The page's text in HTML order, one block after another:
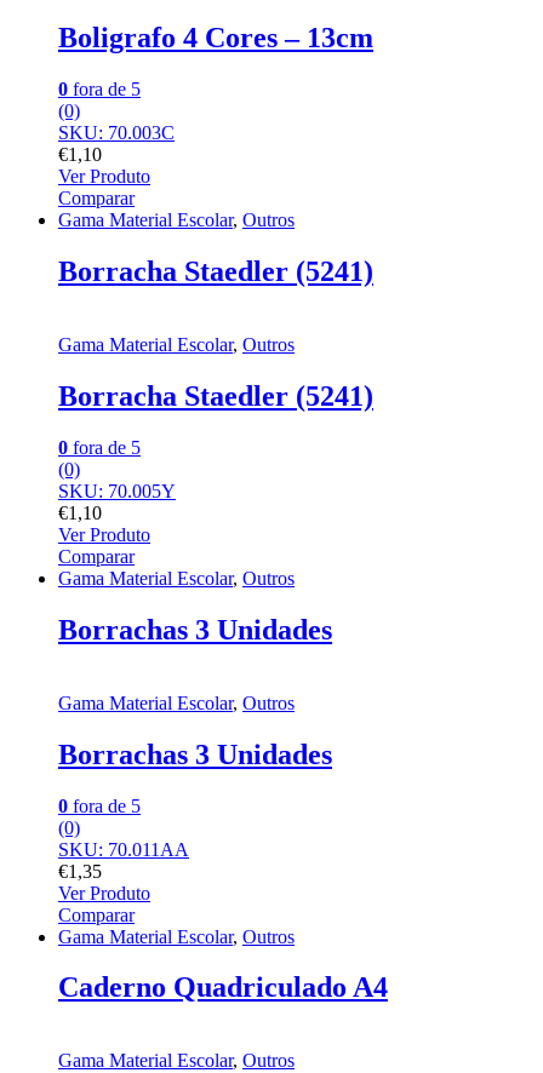
Boligrafo 4 Cores – 13cm
0 fora de 5
(0)
SKU: 70.003C
€1,10
Ver Produto
Comparar
Gama Material Escolar, Outros
Borracha Staedler (5241)
Gama Material Escolar, Outros
Borracha Staedler (5241)
0 fora de 5
(0)
SKU: 70.005Y
€1,10
Ver Produto
Comparar
Gama Material Escolar, Outros
Borrachas 3 Unidades
Gama Material Escolar, Outros
Borrachas 3 Unidades
0 fora de 5
(0)
SKU: 70.011AA
€1,35
Ver Produto
Comparar
Gama Material Escolar, Outros
Caderno Quadriculado A4
Gama Material Escolar, Outros